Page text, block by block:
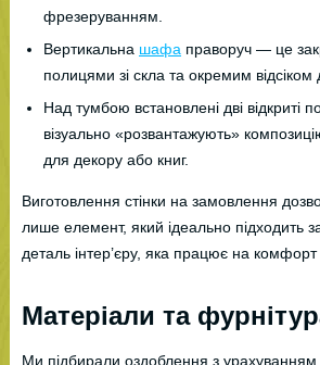
фрезеруванням.
Вертикальна шафа праворуч — це
полицями зі скла та окремим відсіком
Над тумбою встановлені дві відкриті
візуально «розвантажують»
для декору або книг.
Виготовлення стінки на замовлення
лише елемент, який ідеально підходить
деталь інтер’єру, яка працює на комфорт
Матеріали та
Ми підбирали оздоблення з урахуванням